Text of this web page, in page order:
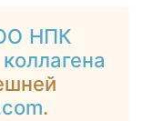
НПК
.